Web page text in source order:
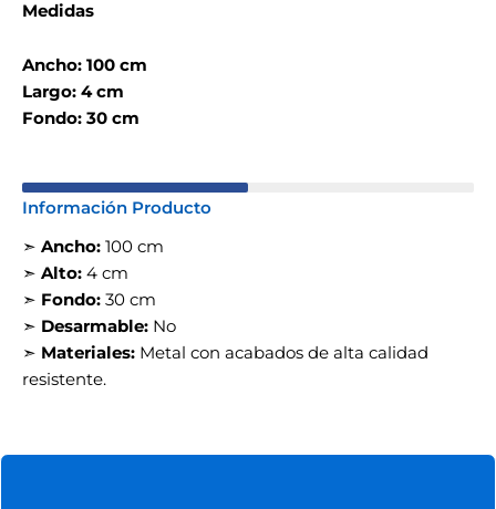
Medidas
Ancho: 100 cm
Largo: 4 cm
Fondo: 30 cm
Información Producto
➣ Ancho: 100 cm
➣ Alto: 4 cm
➣ Fondo: 30 cm
➣ Desarmable: No
➣ Materiales: Metal con acabados de alta calidad
resistente.